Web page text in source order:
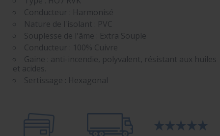
Conducteur : Harmonisé
Nature de l'isolant : PVC
Souplesse de l'âme : Extra Souple
Conducteur : 100% Cuivre
Gaine : anti-incendie, polyvalent, résistant aux huiles
et acides.
Sertissage : Hexagonal